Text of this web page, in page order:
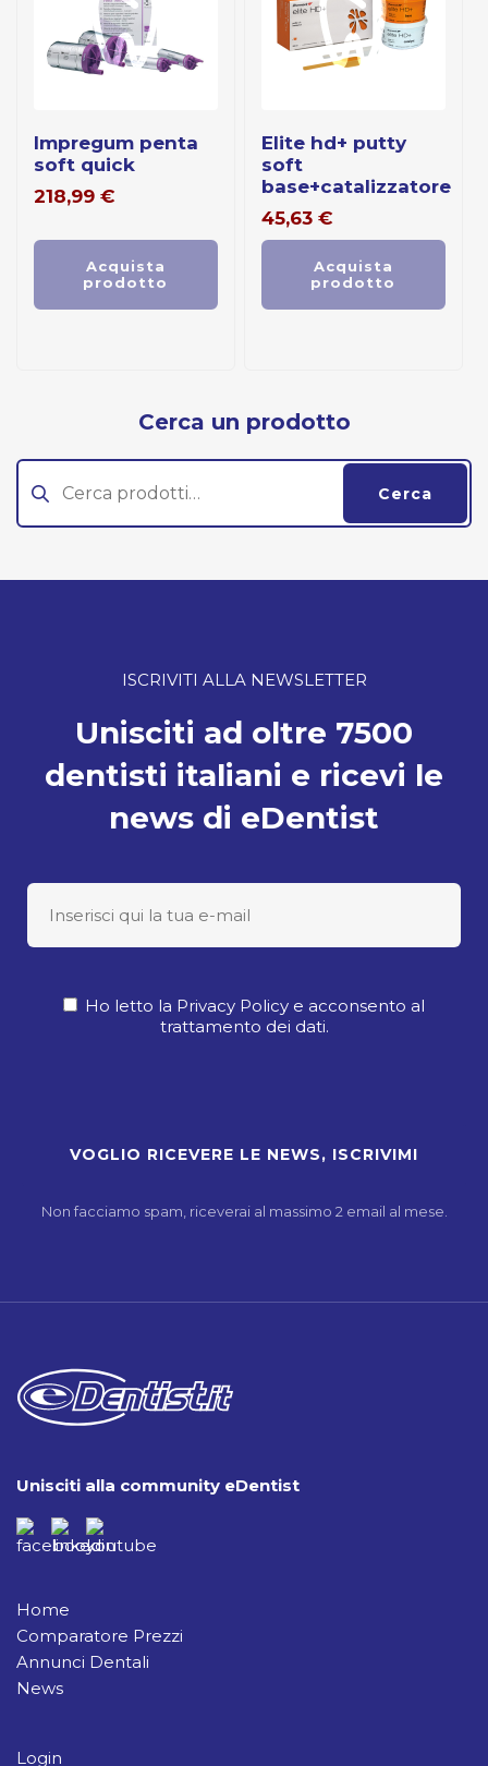
impregum penta
soft quick
218,99 €
Acquista
prodotto
elite hd+ putty
soft
base+catalizzatore
45,63 €
Acquista
prodotto
Cerca un prodotto
Cerca:
Cerca
ISCRIVITI ALLA NEWSLETTER
Unisciti ad oltre 7500
dentisti italiani e ricevi le
news di eDentist
Ho letto la Privacy Policy e acconsento al
trattamento dei dati.
Non facciamo spam, riceverai al massimo 2 email al mese.
Unisciti alla community eDentist
Home
Comparatore Prezzi
Annunci Dentali
News
Login